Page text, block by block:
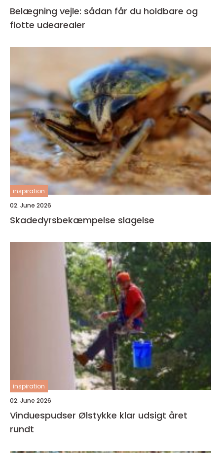
Belægning vejle: sådan får du holdbare og
flotte udearealer
inspiration
02. June 2026
Skadedyrsbekæmpelse slagelse
inspiration
02. June 2026
Vinduespudser Ølstykke klar udsigt året
rundt